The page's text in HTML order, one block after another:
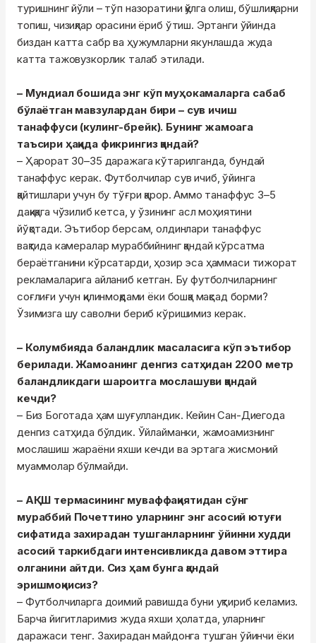
туришнинг йўли – тўп назоратини қўлга олиш, бўшлиқларни
топиш, чизиқлар орасини ёриб ўтиш. Эртанги ўйинда
биздан катта сабр ва ҳужумларни якунлашда жуда
катта тажовузкорлик талаб этилади.
– Мундиал бошида энг кўп муҳокамаларга сабаб
бўлаётган мавзулардан бири – сув ичиш
танаффуси (кулинг-брейк). Бунинг жамоага
таъсири ҳақида фикрингиз қандай?
– Ҳарорат 30–35 даражага кўтарилганда, бундай
танаффус керак. Футболчилар сув ичиб, ўйинга
қайтишлари учун бу тўғри қарор. Аммо танаффус 3–5
дақиқага чўзилиб кетса, у ўзининг асл моҳиятини
йўқотади. Эътибор берсам, олдинлари танаффус
вақтида камералар мураббийнинг қандай кўрсатма
бераётганини кўрсатарди, ҳозир эса ҳаммаси тижорат
рекламаларига айланиб кетган. Бу футболчиларнинг
соғлиғи учун қилинмоқдами ёки бошқа мақсад борми?
Ўзимизга шу саволни бериб кўришимиз керак.
– Колумбияда баландлик масаласига кўп эътибор
берилади. Жамоанинг денгиз сатҳидан 2200 метр
баландликдаги шароитга мослашуви қандай
кечди?
– Биз Боготада ҳам шуғулландик. Кейин Сан-Диегода
денгиз сатҳида бўлдик. Ўйлайманки, жамоамизнинг
мослашиш жараёни яхши кечди ва эртага жисмоний
муаммолар бўлмайди.
– АҚШ термасининг муваффақиятидан сўнг
мураббий Почеттино уларнинг энг асосий ютуғи
сифатида захирадан тушганларнинг ўйинни худди
асосий таркибдаги интенсивликда давом эттира
олганини айтди. Сиз ҳам бунга қандай
эришмоқчисиз?
– Футболчиларга доимий равишда буни уқтириб келамиз.
Барча йигитларимиз жуда яхши ҳолатда, уларнинг
даражаси тенг. Захирадан майдонга тушган ўйинчи ёки